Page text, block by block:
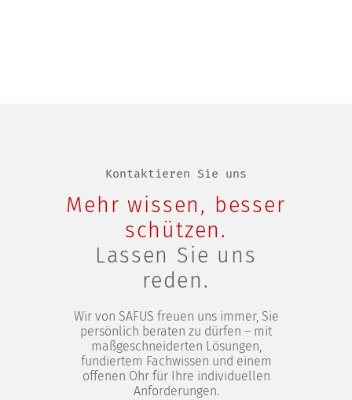
Kontaktieren Sie uns
Mehr wissen, besser
schützen.
Lassen Sie uns
reden.
Wir von SAFUS freuen uns immer, Sie
persönlich beraten zu dürfen – mit
maßgeschneiderten Lösungen,
fundiertem Fachwissen und einem
offenen Ohr für Ihre individuellen
Anforderungen.